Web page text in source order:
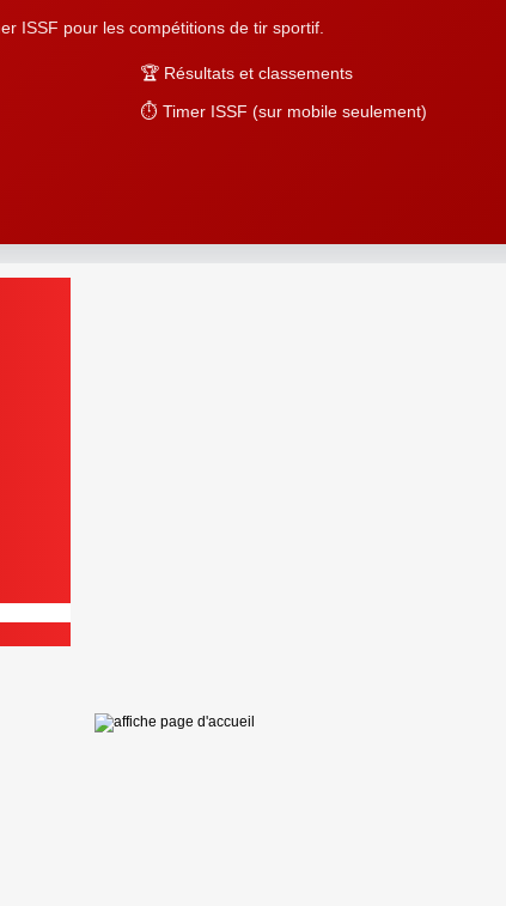
ISSF pour les compétitions de tir sportif.
🏆 Résultats et classements
⏱️ Timer ISSF (sur mobile seulement)